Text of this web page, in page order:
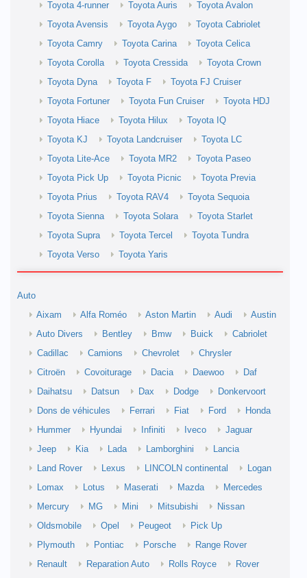
Toyota 4-runner
Toyota Auris
Toyota Avalon
Toyota Avensis
Toyota Aygo
Toyota Cabriolet
Toyota Camry
Toyota Carina
Toyota Celica
Toyota Corolla
Toyota Cressida
Toyota Crown
Toyota Dyna
Toyota F
Toyota FJ Cruiser
Toyota Fortuner
Toyota Fun Cruiser
Toyota HDJ
Toyota Hiace
Toyota Hilux
Toyota IQ
Toyota KJ
Toyota Landcruiser
Toyota LC
Toyota Lite-Ace
Toyota MR2
Toyota Paseo
Toyota Pick Up
Toyota Picnic
Toyota Previa
Toyota Prius
Toyota RAV4
Toyota Sequoia
Toyota Sienna
Toyota Solara
Toyota Starlet
Toyota Supra
Toyota Tercel
Toyota Tundra
Toyota Verso
Toyota Yaris
Auto
Aixam
Alfa Roméo Aston Martin Audi
Austin
Auto Divers
Bentley Bmw Buick
Cabriolet
Cadillac
Camions Chevrolet
Chrysler
Citroën
Covoiturage Dacia Daewoo
Daf
Daihatsu
Datsun Dax Dodge
Donkervoort
Dons de véhicules
Ferrari Fiat Ford
Honda
Hummer
Hyundai Infiniti Iveco
Jaguar
Jeep
Kia Lada Lamborghini
Lancia
Land Rover
Lexus LINCOLN continental
Logan
Lomax
Lotus Maserati Mazda
Mercedes
Mercury
MG Mini Mitsubishi
Nissan
Oldsmobile
Opel Peugeot
Pick Up
Plymouth
Pontiac Porsche
Range Rover
Renault
Reparation Auto Rolls Royce
Rover